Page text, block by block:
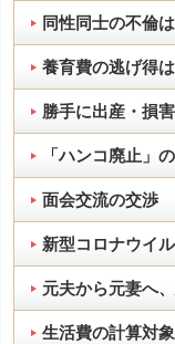
同性同士の不倫
養育費の逃げ得
勝手に出産・損
「ハンコ廃止」
面会交流の交渉
新型コロナウイ
元夫から元妻へ
生活費の計算対